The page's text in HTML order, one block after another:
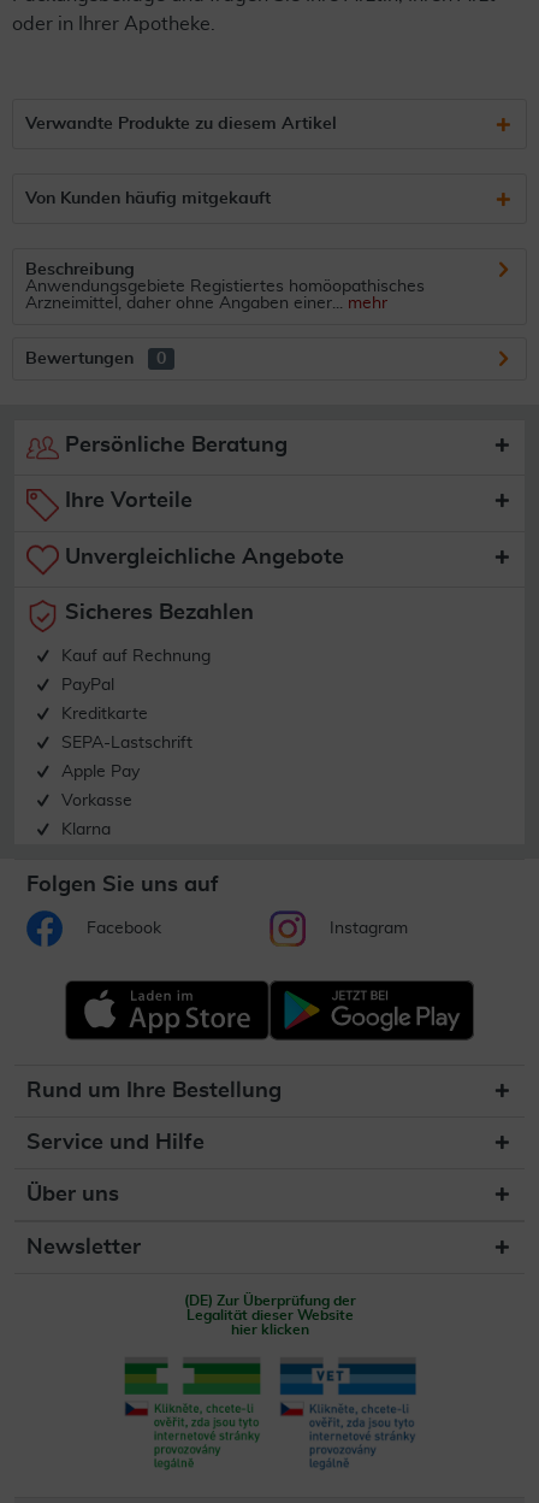
oder in Ihrer Apotheke.
Verwandte Produkte zu diesem Artikel
Von Kunden häufig mitgekauft
Beschreibung
Anwendungsgebiete Registiertes homöopathisches
Arzneimittel, daher ohne Angaben einer... mehr
Bewertungen 0
Persönliche Beratung
Ihre Vorteile
Unvergleichliche Angebote
Sicheres Bezahlen
Kauf auf Rechnung
PayPal
Kreditkarte
SEPA-Lastschrift
Apple Pay
Vorkasse
Klarna
Folgen Sie uns auf
Facebook Instagram
Rund um Ihre Bestellung
Service und Hilfe
Über uns
Newsletter
(DE) Zur Überprüfung der
Legalität dieser Website
hier klicken